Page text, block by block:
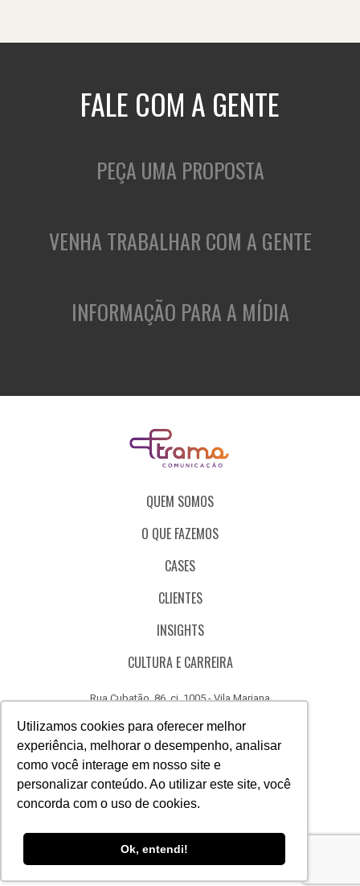
Utilizamos cookies para oferecer melhor
experiência, melhorar o desempenho, analisar
como você interage em nosso site e
personalizar conteúdo. Ao utilizar este site, você
concorda com o uso de cookies.
Ok, entendi!
FALE COM A GENTE
PEÇA UMA PROPOSTA
VENHA TRABALHAR COM A GENTE
INFORMAÇÃO PARA A MÍDIA
QUEM SOMOS
O QUE FAZEMOS
CASES
CLIENTES
INSIGHTS
CULTURA E CARREIRA
Rua Cubatão, 86, cj. 1005 - Vila Mariana
CÓDIGO DE ÉTICA
CANAL DE DENÚNCIAS
Acesse
nosso
Acesse
nosso
Acesse
nosso nosso nosso nosso